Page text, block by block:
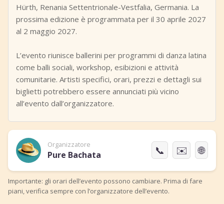
Hürth, Renania Settentrionale-Vestfalia, Germania. La
prossima edizione è programmata per il 30 aprile 2027
al 2 maggio 2027.
L’evento riunisce ballerini per programmi di danza latina
come balli sociali, workshop, esibizioni e attività
comunitarie. Artisti specifici, orari, prezzi e dettagli sui
biglietti potrebbero essere annunciati più vicino
all’evento dall’organizzatore.
Organizzatore
Pure Bachata 📞 ✉️ 🌐
Importante: gli orari dell’evento possono cambiare. Prima di fare
piani, verifica sempre con l’organizzatore dell’evento.